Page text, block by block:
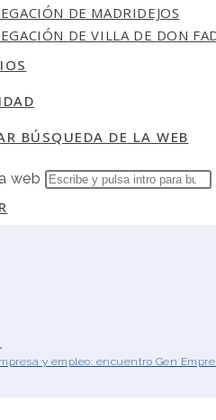
DE MADRIDEJOS
DE VILLA DE DON
BÚSQUEDA DE LA WEB
web
y empleo: encuentro Gen